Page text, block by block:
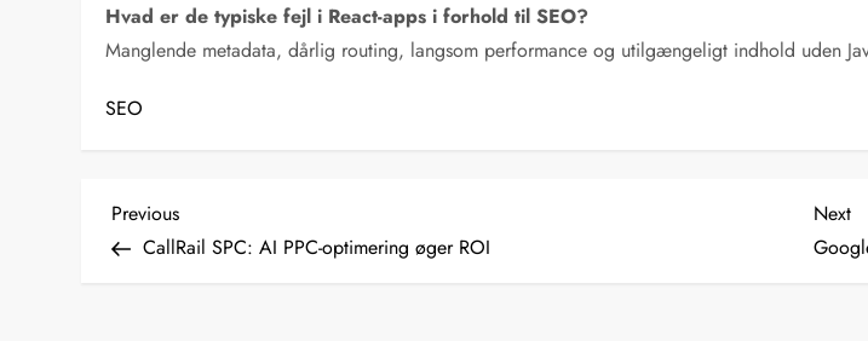
Hvad er de typiske fejl i React-apps i forhold til SEO?
Manglende metadata, dårlig routing, langsom performance og utilgængeligt indhold uden
SEO
I
n
Previous
Post
Previous
CallRail SPC: AI PPC-optimering øger ROI
Next
Post
Next